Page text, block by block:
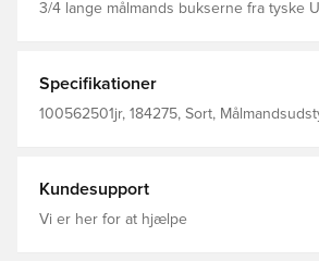
3/4 lange målmands bukserne fra tyske
gør dig frygtløs og kan smide dig efter
skud
Specifikationer
100562501jr, 184275, Sort,
Kundesupport
Vi er her for at hjælpe